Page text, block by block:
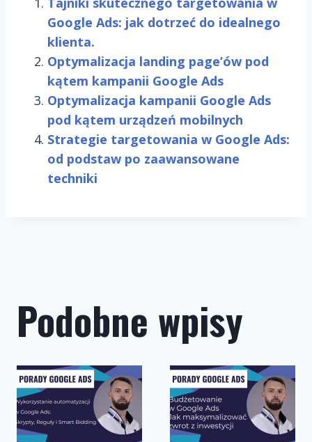
Google Ads: jak dotrzeć do idealnego
klienta.
Optymalizacja landing page’ów pod
kątem kampanii Google Ads
Optymalizacja kampanii Google Ads
pod kątem urządzeń mobilnych
Strategie targetowania w Google Ads:
od podstaw po zaawansowane
techniki
Podobne wpisy